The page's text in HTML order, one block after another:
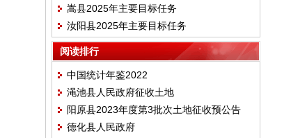
嵩县2025年主要目标任务
汝阳县2025年主要目标任务
阅读排行
中国统计年鉴2022
渑池县人民政府征收土地
阳原县2023年度第3批次土地征收预公告
德化县人民政府